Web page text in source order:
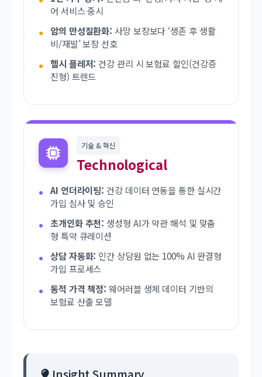
어 서비스 중시
암의 만성질환화: 사망 보장보다 ‘생존 후 생활
비/재발’ 보장 선호
헬시 플레저: 건강 관리 시 보험료 할인(건강증
진형) 트렌드
기술 & 혁신
Technological
AI 언더라이팅: 건강 데이터 연동을 통한 실시간
가입 심사 및 승인
초개인화 추천: 생성형 AI가 약관 해석 및 맞춤
형 특약 큐레이션
상담 자동화: 인간 상담원 없는 100% AI 완결형
가입 프로세스
동적 가격 책정: 웨어러블 생체 데이터 기반의
보험료 산출 모델